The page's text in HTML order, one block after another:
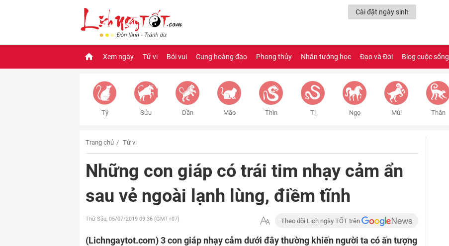
Cài đặt ngày sinh
Xem ngày Tử vi Bói vui Cung hoàng đạo Phong thủy Nhân tướng học Đạo và Đời Blog cuộc sống
Tý Sửu Dần Mão Thìn Tị Ngọ Mùi Thân
Trang chủ Tử vi
Những con giáp có trái tim nhạy cảm ẩn
sau vẻ ngoài lạnh lùng, điềm tĩnh
Thứ Sáu, 05/07/2019 09:36 (GMT+07) Theo dõi Lịch ngày TỐT trên
(Lichngaytot.com)3 con giáp nhạy cảm dưới đây thường khiến người ta có ấn tượng